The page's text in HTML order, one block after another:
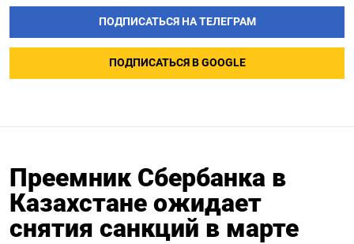
ПОДПИСАТЬСЯ НА ТЕЛЕГРАМ
ПОДПИСАТЬСЯ В GOOGLE
Преемник Сбербанка в
Казахстане ожидает
снятия санкций в марте